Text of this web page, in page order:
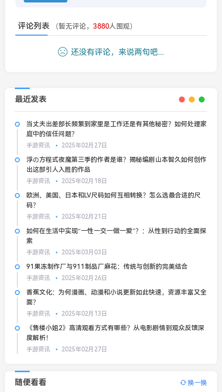
评论列表 （暂无评论， 3880人围观）
还没有评论，来说两句吧...
最近发表
当丈夫出差部长频繁到家里是工作还是有其他秘密？如何处理家
庭中的信任问题？
手游资讯 2025年02月27日
浮の方程式夜魔第三季的作者是谁？揭秘编剧山本智久如何创作
出这部引人入胜的作品
手游资讯 2025年02月18日
欧洲、美国、日本和LV尺码如何互相转换？怎么选最合适的尺
码？
手游资讯 2025年02月21日
如何在生活中实现“一性一交一做一爱”？：从性到行动的全面探
索
手游资讯 2025年03月03日
91果冻制作厂与911制品厂麻花：传统与创新的完美结合
手游资讯 2025年02月26日
香蕉文化：为何漫画、动漫和小说更新如此快速，资源丰富又全
面？
手游资讯 2025年02月13日
《售楼小姐2》高清观看方式有哪些？从电影剧情到观众反馈深
度解析！
手游资讯 2025年02月27日
随便看看 换一换